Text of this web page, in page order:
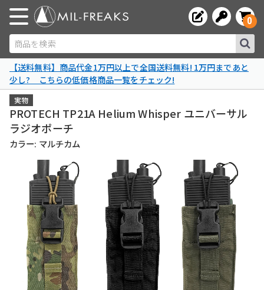
商品を検索
0
【送料無料】商品代金1万円以上で全国送料無料! 1万円まであと
少し? こちらの低価格商品一覧をチェック!
実物
PROTECH TP21A Helium Whisper ユニバーサル
ラジオポーチ
カラー: マルチカム